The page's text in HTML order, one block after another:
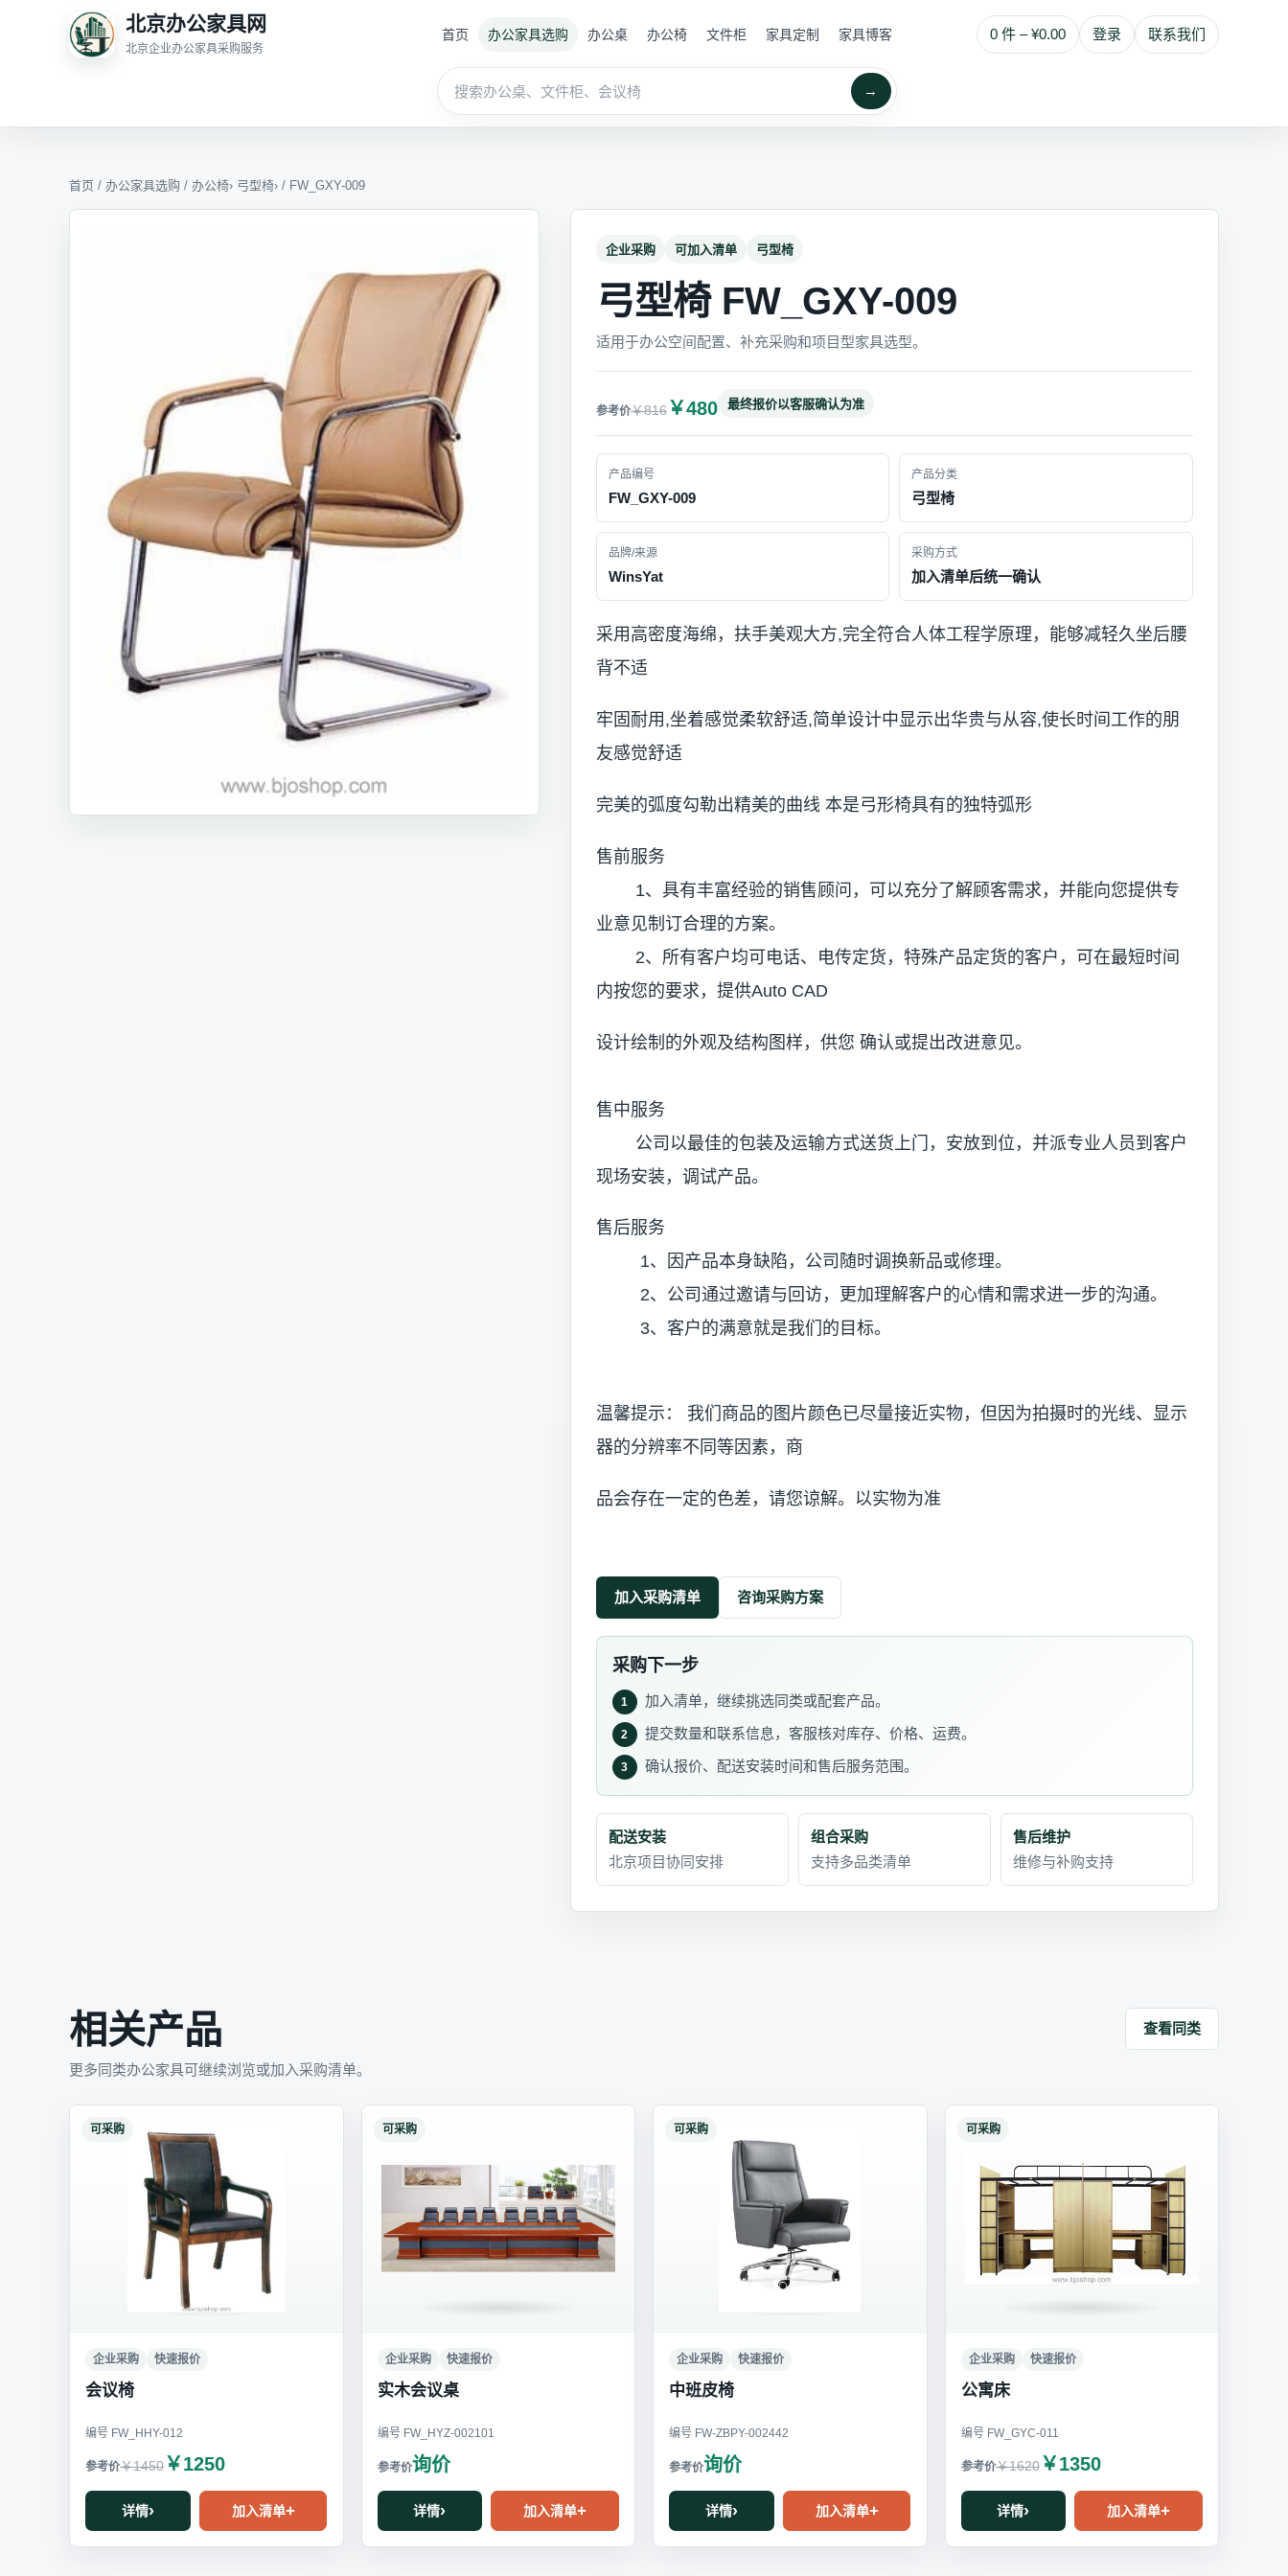
北京办公家具网
北京企业办公家具采购服务
0 件 – ¥0.00 登录 联系我们
首页 办公家具选购 办公桌 办公椅 文件柜 家具定制 家具博客
→
首页 / 办公家具选购 / 办公椅› 弓型椅› / FW_GXY-009
企业采购 可加入清单 弓型椅
弓型椅 FW_GXY-009
适用于办公空间配置、补充采购和项目型家具选型。
￥816￥480 最终报价以客服确认为准
产品编号
FW_GXY-009
产品分类
弓型椅
品牌/来源
WinsYat
采购方式
加入清单后统一确认
采用高密度海绵，扶手美观大方,完全符合人体工程学原理，能够减轻久坐后腰
背不适
牢固耐用,坐着感觉柔软舒适,简单设计中显示出华贵与从容,使长时间工作的朋
友感觉舒适
完美的弧度勾勒出精美的曲线 本是弓形椅具有的独特弧形
售前服务
1、具有丰富经验的销售顾问，可以充分了解顾客需求，并能向您提供专
业意见制订合理的方案。
2、所有客户均可电话、电传定货，特殊产品定货的客户，可在最短时间
内按您的要求，提供Auto CAD
设计绘制的外观及结构图样，供您 确认或提出改进意见。
售中服务
公司以最佳的包装及运输方式送货上门，安放到位，并派专业人员到客户
现场安装，调试产品。
售后服务
1、因产品本身缺陷，公司随时调换新品或修理。
2、公司通过邀请与回访，更加理解客户的心情和需求进一步的沟通。
3、客户的满意就是我们的目标。
温馨提示： 我们商品的图片颜色已尽量接近实物，但因为拍摄时的光线、显示
器的分辨率不同等因素，商
品会存在一定的色差，请您谅解。以实物为准
加入采购清单 咨询采购方案
采购下一步
1 加入清单，继续挑选同类或配套产品。
2 提交数量和联系信息，客服核对库存、价格、运费。
3 确认报价、配送安装时间和售后服务范围。
配送安装
北京项目协同安排
组合采购
支持多品类清单
售后维护
维修与补购支持
相关产品
更多同类办公家具可继续浏览或加入采购清单。
查看同类
可采购
企业采购 快速报价
会议椅
编号 FW_HHY-012
￥1450 ￥1250
详情 加入清单
可采购
企业采购 快速报价
实木会议桌
编号 FW_HYZ-002101
询价
详情 加入清单
可采购
企业采购 快速报价
中班皮椅
编号 FW-ZBPY-002442
询价
详情 加入清单
可采购
企业采购 快速报价
公寓床
编号 FW_GYC-011
￥1620￥1350
详情 加入清单